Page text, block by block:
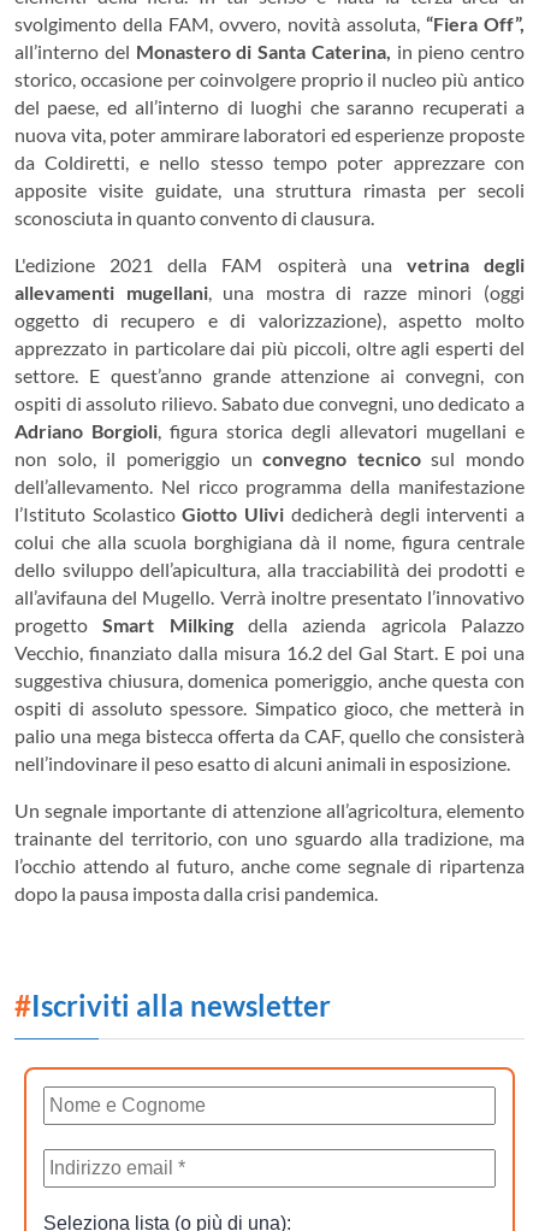
svolgimento della FAM, ovvero, novità assoluta, “Fiera Off”,
all’interno del Monastero di Santa Caterina, in pieno centro
storico, occasione per coinvolgere proprio il nucleo più antico
del paese, ed all’interno di luoghi che saranno recuperati a
nuova vita, poter ammirare laboratori ed esperienze proposte
da Coldiretti, e nello stesso tempo poter apprezzare con
apposite visite guidate, una struttura rimasta per secoli
sconosciuta in quanto convento di clausura.
L'edizione 2021 della FAM ospiterà una vetrina degli
allevamenti mugellani, una mostra di razze minori (oggi
oggetto di recupero e di valorizzazione), aspetto molto
apprezzato in particolare dai più piccoli, oltre agli esperti del
settore. E quest’anno grande attenzione ai convegni, con
ospiti di assoluto rilievo. Sabato due convegni, uno dedicato a
Adriano Borgioli, figura storica degli allevatori mugellani e
non solo, il pomeriggio unconvegno tecnicosul mondo
dell’allevamento. Nel ricco programma della manifestazione
l’Istituto ScolasticoGiotto Ulivi dedicherà degli interventi a
colui che alla scuola borghigiana dà il nome, figura centrale
dello sviluppo dell’apicultura, alla tracciabilità dei prodotti e
all’avifauna del Mugello. Verrà inoltre presentato l’innovativo
progettoSmart Milkingdella azienda agricola Palazzo
Vecchio, finanziato dalla misura 16.2 del Gal Start. E poi una
suggestiva chiusura, domenica pomeriggio, anche questa con
ospiti di assoluto spessore. Simpatico gioco, che metterà in
palio una mega bistecca offerta da CAF, quello che consisterà
nell’indovinare il peso esatto di alcuni animali in esposizione.
Un segnale importante di attenzione all’agricoltura, elemento
trainante del territorio, con uno sguardo alla tradizione, ma
l’occhio attendo al futuro, anche come segnale di ripartenza
dopo la pausa imposta dalla crisi pandemica.
#Iscriviti alla newsletter